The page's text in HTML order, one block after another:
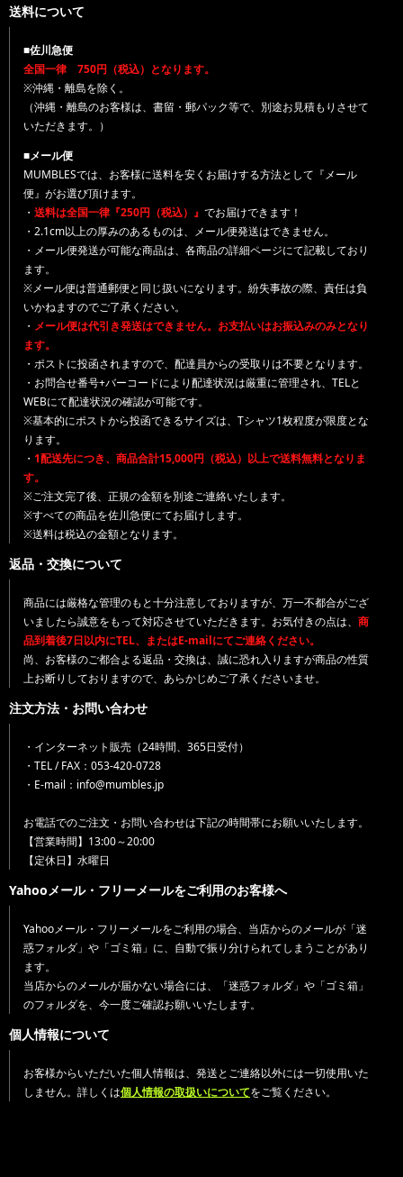
送料について
■佐川急便
全国一律 750円（税込）となります。
※沖縄・離島を除く。
（沖縄・離島のお客様は、書留・郵パック等で、別途お見積もりさせて
いただきます。）
■メール便
MUMBLESでは、お客様に送料を安くお届けする方法として『メール
便』がお選び頂けます。
・ 送料は全国一律『250円（税込）』 でお届けできます！
・2.1cm以上の厚みのあるものは、メール便発送はできません。
・メール便発送が可能な商品は、各商品の詳細ページにて記載しており
ます。
※メール便は普通郵便と同じ扱いになります。紛失事故の際、責任は負
いかねますのでご了承ください。
・ メール便は代引き発送はできません。お支払いはお振込みのみとなり
ます。
・ポストに投函されますので、配達員からの受取りは不要となります。
・お問合せ番号+バーコードにより配達状況は厳重に管理され、TELと
WEBにて配達状況の確認が可能です。
※基本的にポストから投函できるサイズは、Tシャツ1枚程度が限度とな
ります。
・ 1配送先につき、商品合計15,000円（税込）以上で送料無料となりま
す。
※ご注文完了後、正規の金額を別途ご連絡いたします。
※すべての商品を佐川急便にてお届けします。
※送料は税込の金額となります。
返品・交換について
商品には厳格な管理のもと十分注意しておりますが、万一不都合がござ
いましたら誠意をもって対応させていただきます。お気付きの点は、 商
品到着後7日以内にTEL、またはE-mailにてご連絡ください。
尚、お客様のご都合よる返品・交換は、誠に恐れ入りますが商品の性質
上お断りしておりますので、あらかじめご了承くださいませ。
注文方法・お問い合わせ
・インターネット販売（24時間、365日受付）
・TEL / FAX：053-420-0728
・E-mail：info@mumbles.jp
お電話でのご注文・お問い合わせは下記の時間帯にお願いいたします。
【営業時間】13:00～20:00
【定休日】水曜日
Yahooメール・フリーメールをご利用のお客様へ
Yahooメール・フリーメールをご利用の場合、当店からのメールが「迷
惑フォルダ」や「ゴミ箱」に、自動で振り分けられてしまうことがあり
ます。
当店からのメールが届かない場合には、「迷惑フォルダ」や「ゴミ箱」
のフォルダを、今一度ご確認お願いいたします。
個人情報について
お客様からいただいた個人情報は、発送とご連絡以外には一切使用いた
しません。詳しくは個人情報の取扱いについてをご覧ください。